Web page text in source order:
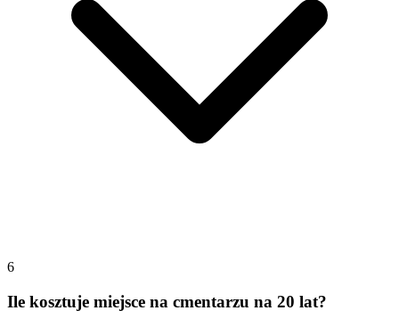
6
Ile kosztuje miejsce na cmentarzu na 20 lat?